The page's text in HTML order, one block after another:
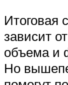
Итоговая
зависит
объема и
Но